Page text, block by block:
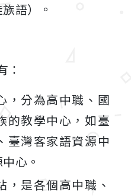
語）。
：
，分為高中職、國
的教學中心，如臺
臺灣客家語資源中
心。
，是各個高中職、